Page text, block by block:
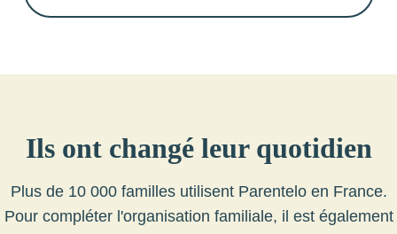
Ils ont changé leur quotidien
Plus de 10 000 familles utilisent Parentelo en France.
Pour compléter l'organisation familiale, il est également